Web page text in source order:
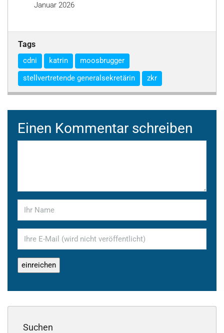
Januar 2026
Tags
cdni katrin
moosbrugger
stellvertretende generalsekretärin
zkr
Einen Kommentar schreiben
Suchen